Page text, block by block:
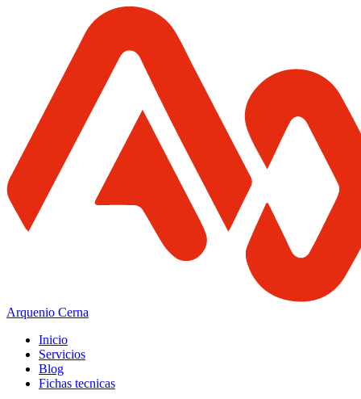
Arquenio Cerna
Inicio
Servicios
Blog
Fichas tecnicas